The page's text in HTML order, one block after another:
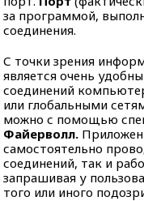
за программой,
соединения.
С точки зрения
является очень
соединений
или глобальными
можно с помощью
Файерволл.
самостоятельно
соединений, так и
запрашивая у
того или иного